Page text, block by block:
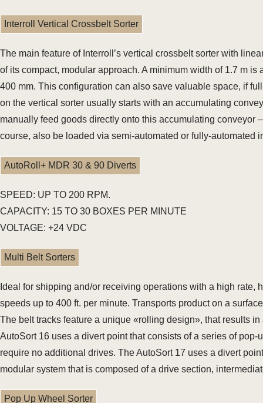
Interroll Vertical Crossbelt Sorter
The main feature of Interroll’s vertical crossbelt sorter with
of its compact, modular approach. A minimum width of 1.7 m
400 mm. This configuration can also save valuable space, if
on the vertical sorter usually starts with an accumulating
manually feed goods directly onto this accumulating conveyor
course, also be loaded via semi-automated or fully-automated
AutoRoll+ MDR 30 & 90 Diverts
SPEED: UP TO 200 RPM.
CAPACITY: 15 TO 30 BOXES PER MINUTE
VOLTAGE: +24 VDC
Multi Belt Sorters
Ideal for shipping and/or receiving operations with a high
speeds up to 400 ft. per minute. Transports product on a
The belt tracks feature a unique «rolling design», that results
AutoSort 16 uses a divert point that consists of a series of
require no additional drives. The AutoSort 17 uses a divert
modular system that is composed of a drive section,
Pop Up Wheel Sorter